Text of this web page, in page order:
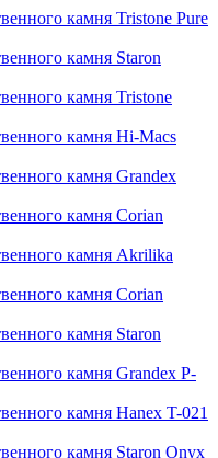
камня Tristone Pure
камня Staron
камня Tristone
камня Hi-Macs
камня Grandex
камня Corian
камня Akrilika
камня Corian
камня Staron
камня Grandex P-
камня Hanex T-021
камня Staron Onyx